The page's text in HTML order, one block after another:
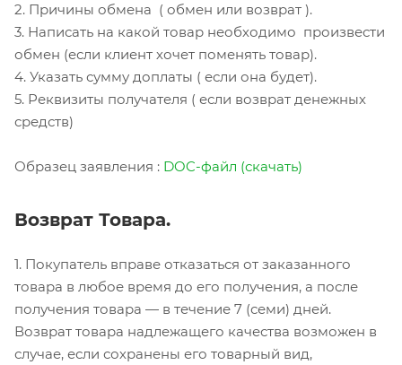
2. Причины обмена ( обмен или возврат ).
3. Написать на какой товар необходимо произвести
обмен (если клиент хочет поменять товар).
4. Указать сумму доплаты ( если она будет).
5. Реквизиты получателя ( если возврат денежных
средств)
Образец заявления : DOC-файл (скачать)
Возврат Товара.
1. Покупатель вправе отказаться от заказанного
товара в любое время до его получения, а после
получения товара — в течение 7 (семи) дней.
Возврат товара надлежащего качества возможен в
случае, если сохранены его товарный вид,